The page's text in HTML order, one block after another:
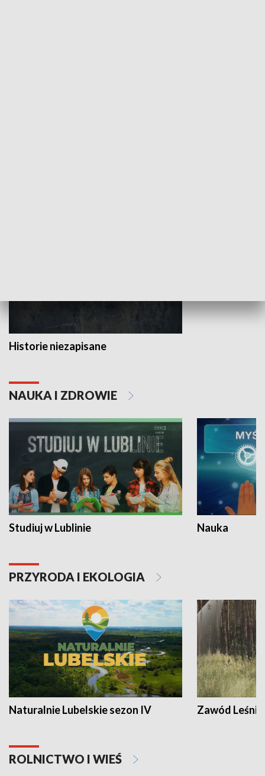
Historie niezapisane
NAUKA I ZDROWIE
Studiuj w Lublinie Nauka
PRZYRODA I EKOLOGIA
Naturalnie Lubelskie sezon IV Zawód Leśnik
ROLNICTWO I WIEŚ